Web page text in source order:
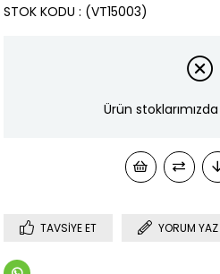
(VT15003)
STOK KODU
Ürün
TAVSIYE ET YORUM YAZ